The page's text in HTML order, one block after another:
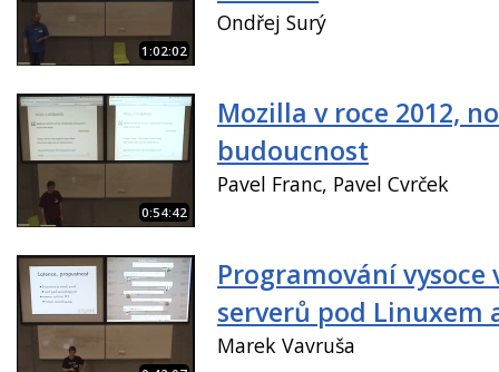
1:02:02
Ondřej Surý
0:54:42
Mozilla v roce 2012,
budoucnost
Pavel Franc, Pavel Cvrček
Programování vysoce
serverů pod Linuxem
Marek Vavruša